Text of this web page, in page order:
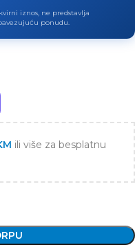
iznos, ne predstavlja
ponudu.
ili više za besplatnu